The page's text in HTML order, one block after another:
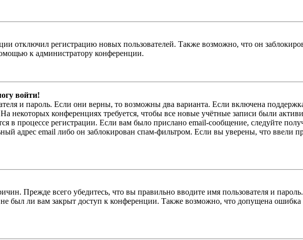
отключил регистрацию новых пользователей. Также возможно, что он
к администратору конференции.
войти!
и пароль. Если они верны, то возможны два варианта. Если включена
некоторых конференциях требуется, чтобы все новые учётные записи были
в процессе регистрации. Если вам было прислано email-сообщение, следуйте
адрес email либо он заблокирован спам-фильтром. Если вы уверены, что ввели
Прежде всего убедитесь, что вы правильно вводите имя пользователя и
был ли вам закрыт доступ к конференции. Также возможно, что допущена